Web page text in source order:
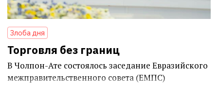
Злоба дня
Торговля без границ
В Чолпон-Ате состоялось заседание Евразийского
межправительственного совета (ЕМПС)